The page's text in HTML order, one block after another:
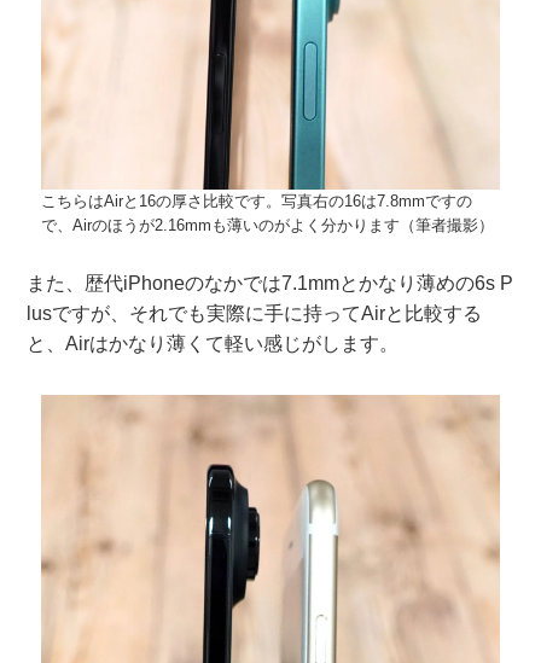
こちらはAirと16の厚さ比較です。写真右の16は7.8mmですの
で、Airのほうが2.16mmも薄いのがよく分かります（筆者撮影）
また、歴代iPhoneのなかでは7.1mmとかなり薄めの6s P
lusですが、それでも実際に手に持ってAirと比較する
と、Airはかなり薄くて軽い感じがします。